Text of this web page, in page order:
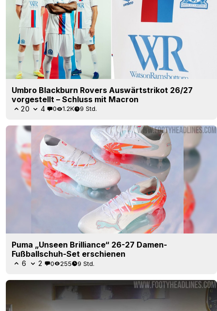
Umbro Blackburn Rovers Auswärtstrikot 26/27
vorgestellt – Schluss mit Macron
20 4 0 1.2K 9 Std.
Puma „Unseen Brilliance“ 26-27 Damen-
Fußballschuh-Set erschienen
6 2 0 255 9 Std.